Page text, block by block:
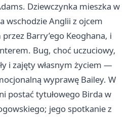
Dziewczynka mieszka w
wschodzie Anglii z ojcem
Barry’ego Keoghana, i
Bug, choć uczuciowy,
i zajęty własnym życiem —
wyprawę Bailey. W
postać tytułowego Birda w
jego spotkanie z